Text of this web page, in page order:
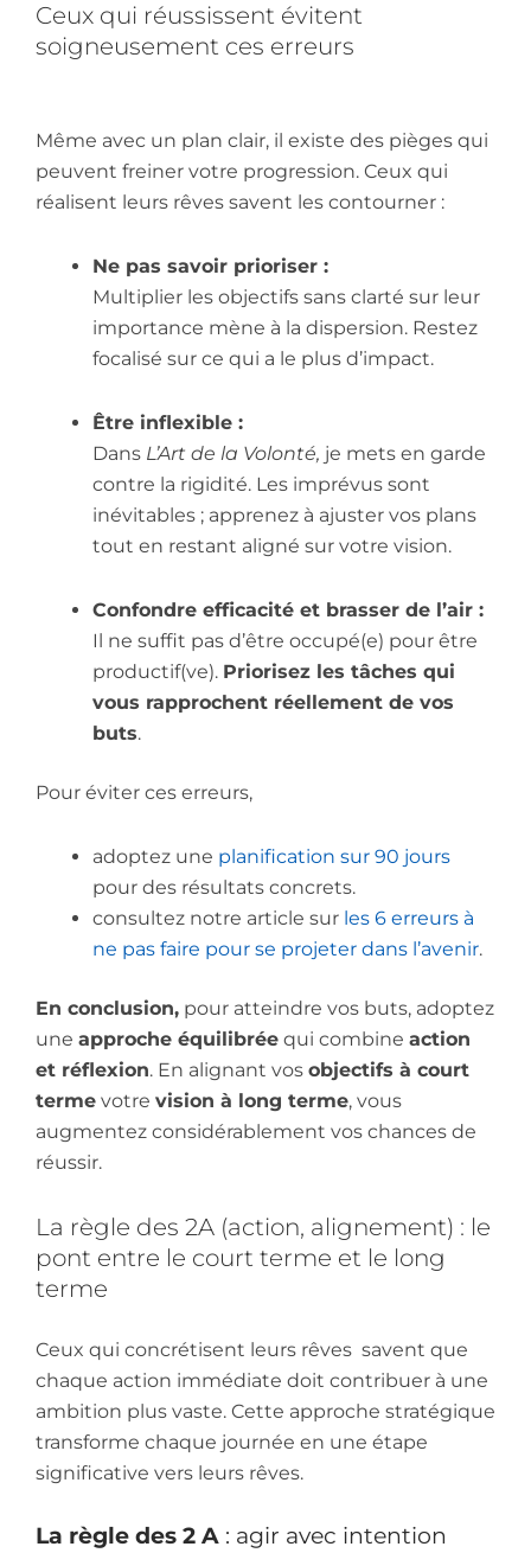
Ceux qui réussissent évitent
soigneusement ces erreurs
Même avec un plan clair, il existe des pièges qui
peuvent freiner votre progression. Ceux qui
réalisent leurs rêves savent les contourner :
Ne pas savoir prioriser :
Multiplier les objectifs sans clarté sur leur
importance mène à la dispersion. Restez
focalisé sur ce qui a le plus d’impact.
Être inflexible :
Dans L’Art de la Volonté, je mets en garde
contre la rigidité. Les imprévus sont
inévitables ; apprenez à ajuster vos plans
tout en restant aligné sur votre vision.
Confondre efficacité et brasser de l’air :
Il ne suffit pas d’être occupé(e) pour être
productif(ve). Priorisez les tâches qui
vous rapprochent réellement de vos
buts.
Pour éviter ces erreurs,
adoptez une planification sur 90 jours
pour des résultats concrets.
consultez notre article sur les 6 erreurs à
ne pas faire pour se projeter dans l’avenir.
En conclusion, pour atteindre vos buts, adoptez
une approche équilibrée qui combine action
et réflexion. En alignant vos objectifs à court
terme votre vision à long terme, vous
augmentez considérablement vos chances de
réussir.
La règle des 2A (action, alignement) : le
pont entre le court terme et le long
terme
Ceux qui concrétisent leurs rêves savent que
chaque action immédiate doit contribuer à une
ambition plus vaste. Cette approche stratégique
transforme chaque journée en une étape
significative vers leurs rêves.
La règle des 2 A : agir avec intention